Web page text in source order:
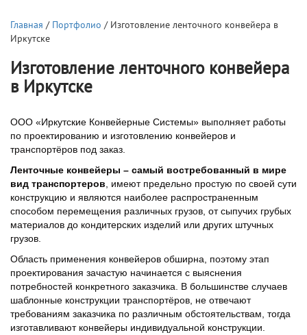
Главная / Портфолио / Изготовление ленточного конвейера в
Иркутске
Изготовление ленточного конвейера
в Иркутске
ООО «Иркутские Конвейерные Системы» выполняет работы
по проектированию и изготовлению конвейеров и
транспортёров под заказ.
Ленточные конвейеры – самый востребованный в мире
вид транспортеров, имеют предельно простую по своей сути
конструкцию и являются наиболее распространенным
способом перемещения различных грузов, от сыпучих грубых
материалов до кондитерских изделий или других штучных
грузов.
Область применения конвейеров обширна, поэтому этап
проектирования зачастую начинается с выяснения
потребностей конкретного заказчика. В большинстве случаев
шаблонные конструкции транспортёров, не отвечают
требованиям заказчика по различным обстоятельствам, тогда
изготавливают конвейеры индивидуальной конструкции.